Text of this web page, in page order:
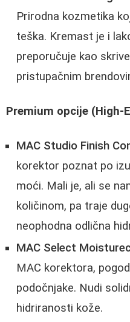
Prirodna kozmetika
teška. Kremast je i
preporučuje kao
pristupačnim
Premium opcije (High-
MAC Studio Finish
korektor poznat po
moći. Mali je, ali se
količinom, pa traje
neophodna odlična
MAC Select
MAC korektora,
podočnjake. Nudi
hidriranosti kože.